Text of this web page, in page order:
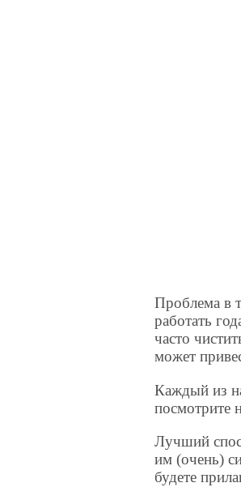
Проблема в
работать
часто
может
Каждый из
посмотрите
Лучший
им (очень)
будете